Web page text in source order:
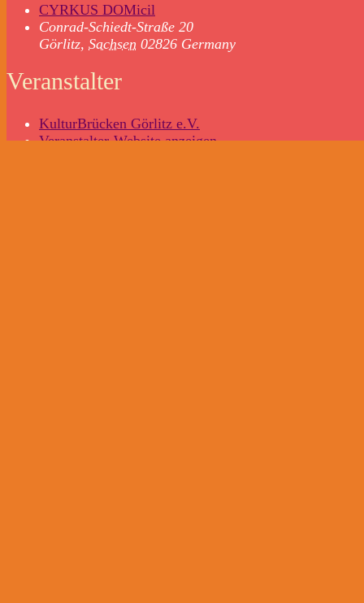
CYRKUS DOMicil
Conrad-Schiedt-Straße 20
Görlitz, Sachsen 02826 Germany
Veranstalter
KulturBrücken Görlitz e.V.
Veranstalter-Website anzeigen